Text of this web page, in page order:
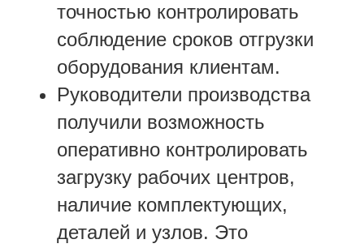
точностью контролировать
соблюдение сроков отгрузки
оборудования клиентам.
Руководители производства
получили возможность
оперативно контролировать
загрузку рабочих центров,
наличие комплектующих,
деталей и узлов. Это